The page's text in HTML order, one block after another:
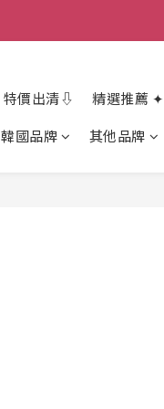
特價出清⇩
精選推薦 ✦
韓國品牌 其他品牌